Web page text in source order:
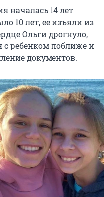
началась 14 лет
10 лет, ее изъяли из
Ольги дрогнуло,
с ребенком поближе и
документов.